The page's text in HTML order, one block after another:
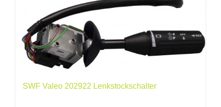
SWF Valeo 202922 Lenkstockschalter